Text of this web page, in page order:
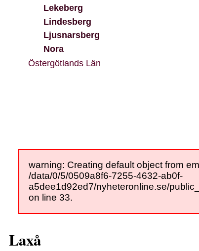
Lekeberg
Lindesberg
Ljusnarsberg
Nora
Östergötlands Län
warning: Creating default object from
/data/0/5/0509a8f6-7255-4632-ab0f-
a5dee1d92ed7/nyheteronline.se/
on line 33.
Laxå